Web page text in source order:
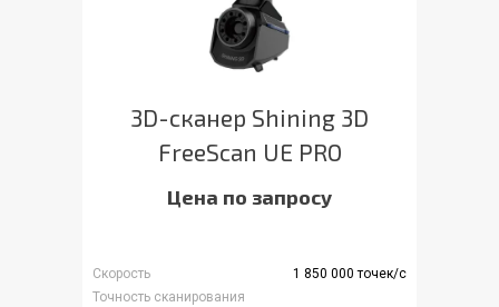
3D-сканер Shining 3D
FreeScan UE PRO
Цена по запросу
Скорость
1 850 000 точек/с
Точность сканирования